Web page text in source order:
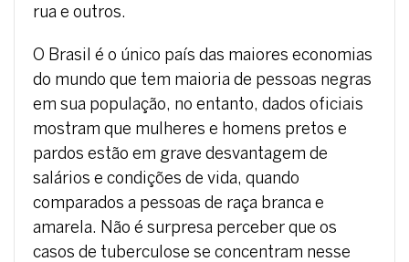
rua e outros.
O Brasil é o único país das maiores economias
do mundo que tem maioria de pessoas negras
em sua população, no entanto, dados oficiais
mostram que mulheres e homens pretos e
pardos estão em grave desvantagem de
salários e condições de vida, quando
comparados a pessoas de raça branca e
amarela. Não é surpresa perceber que os
casos de tuberculose se concentram nesse